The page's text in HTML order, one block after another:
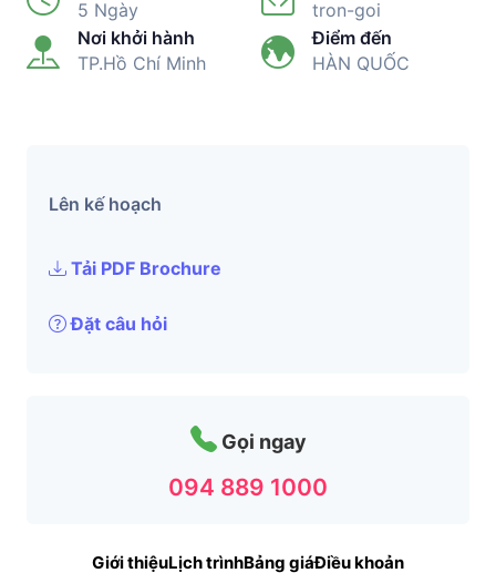
5 Ngày
tron-goi
Nơi khởi hành
TP.Hồ Chí Minh
Điểm đến
HÀN QUỐC
Lên kế hoạch
Tải PDF Brochure
Đặt câu hỏi
Gọi ngay
094 889 1000
Giới thiệuLịch trìnhBảng giáĐiều khoản